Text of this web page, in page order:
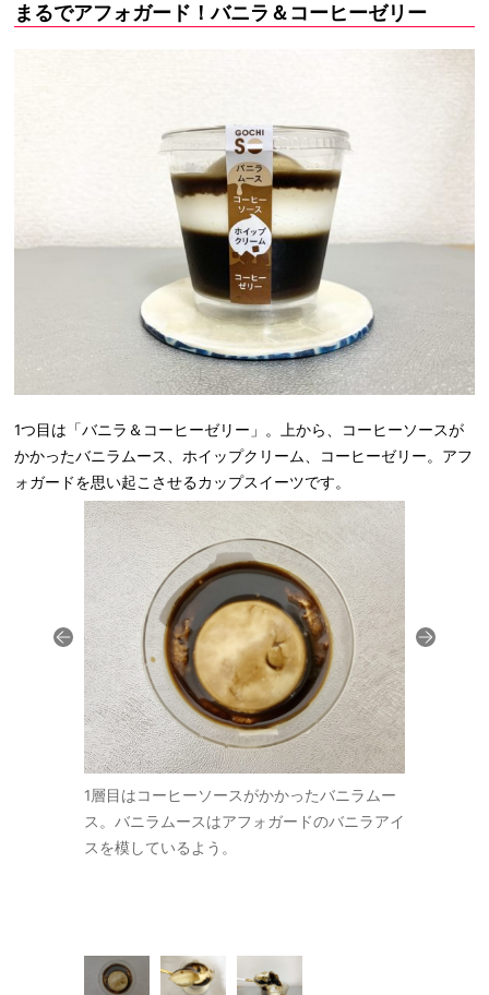
まるでアフォガード！バニラ＆コーヒーゼリー
1つ目は「バニラ＆コーヒーゼリー」。上から、コーヒーソースが
かかったバニラムース、ホイップクリーム、コーヒーゼリー。 アフ
ォガードを思い起こさせるカップスイーツです。
1層目はコーヒーソースがかかったバニラムー
ス。バニラムースはアフォガードのバニラアイ
スを模しているよう。